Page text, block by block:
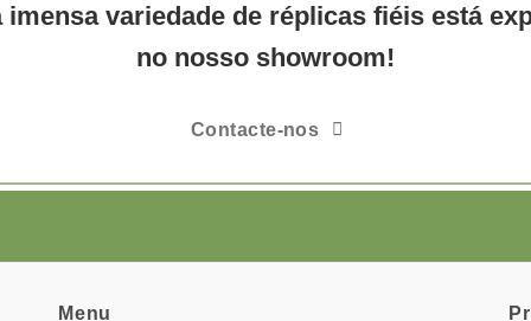
imensa variedade de réplicas fiéis está
no nosso showroom!
Contacte-nos
Menu